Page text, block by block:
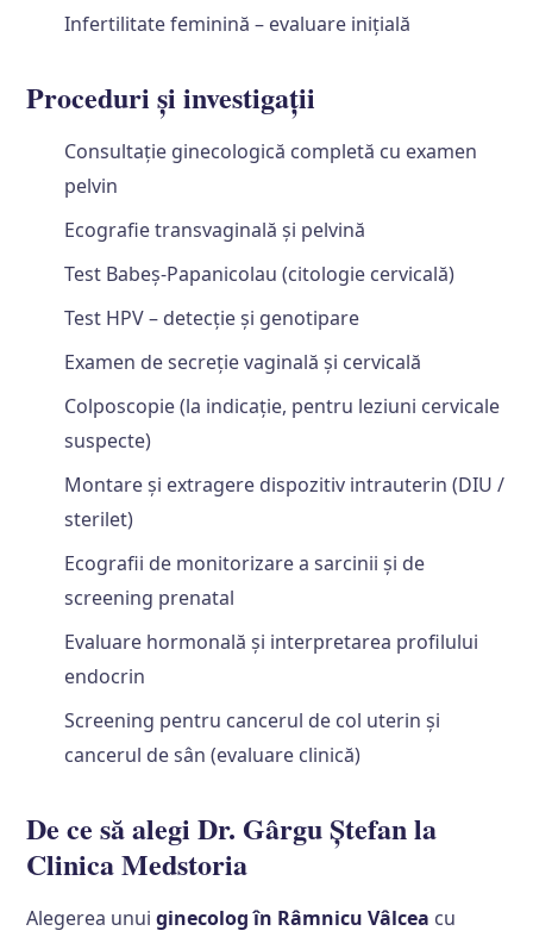
Infertilitate feminină – evaluare inițială
Proceduri și investigații
Consultație ginecologică completă cu examen
pelvin
Ecografie transvaginală și pelvină
Test Babeș-Papanicolau (citologie cervicală)
Test HPV – detecție și genotipare
Examen de secreție vaginală și cervicală
Colposcopie (la indicație, pentru leziuni cervicale
suspecte)
Montare și extragere dispozitiv intrauterin (DIU /
sterilet)
Ecografii de monitorizare a sarcinii și de
screening prenatal
Evaluare hormonală și interpretarea profilului
endocrin
Screening pentru cancerul de col uterin și
cancerul de sân (evaluare clinică)
De ce să alegi Dr. Gârgu Ștefan la
Clinica Medstoria
Alegerea unuiginecolog în Râmnicu Vâlcea cu